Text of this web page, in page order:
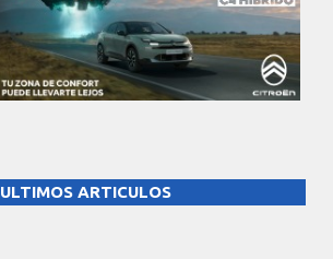
ULTIMOS ARTICULOS